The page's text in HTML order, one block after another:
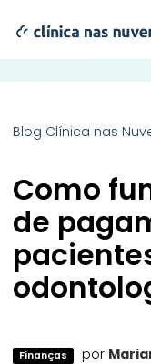
Blog Clínica nas
Como
de
Finanças por